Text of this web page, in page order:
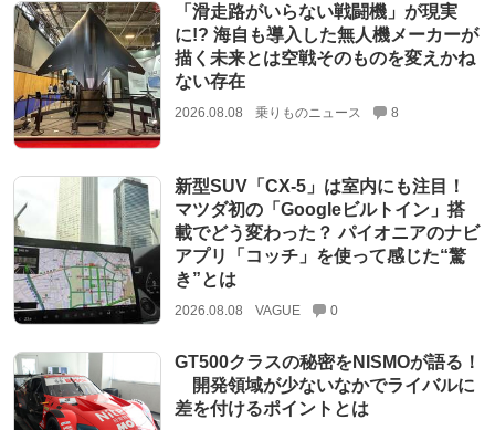
「滑走路がいらない戦闘機」が現実
に!? 海自も導入した無人機メーカーが
描く未来とは空戦そのものを変えかね
ない存在
2026.08.08 乗りものニュース 8
新型SUV「CX-5」は室内にも注目！
マツダ初の「Googleビルトイン」搭
載でどう変わった？ パイオニアのナビ
アプリ「コッチ」を使って感じた“驚
き”とは
2026.08.08 VAGUE 0
GT500クラスの秘密をNISMOが語る！
開発領域が少ないなかでライバルに
差を付けるポイントとは